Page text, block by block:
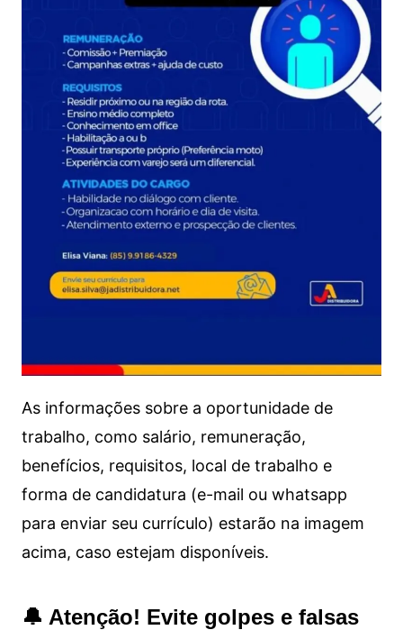
As informações sobre a oportunidade de
trabalho, como salário, remuneração,
benefícios, requisitos, local de trabalho e
forma de candidatura (e-mail ou whatsapp
para enviar seu currículo) estarão na imagem
acima, caso estejam disponíveis.
🔔 Atenção! Evite golpes e falsas